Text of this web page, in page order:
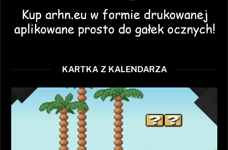
KARTKA Z KALENDARZA